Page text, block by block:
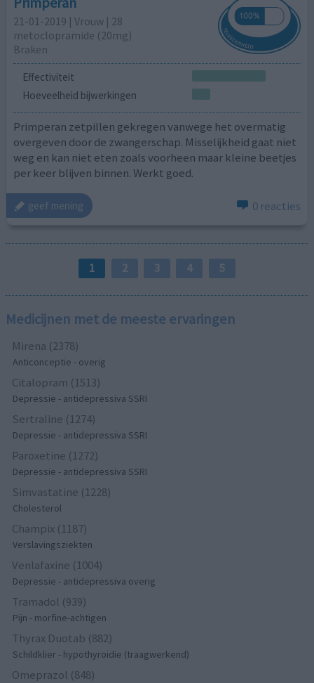
21-01-2019 | Vrouw | 28
metoclopramide (20mg)
Braken
Effectiviteit
Hoeveelheid bijwerkingen
Primperan zetpillen gekregen vanwege het overmatig
overgeven door de zwangerschap. Misselijkheid gaat niet
weg en kan niet eten zoals voorheen maar kleine beetjes
per keer blijven binnen. Werkt goed.
geef mening 0 reacties
1 2 3 4 5
Medicijnen met de meeste ervaringen
Mirena (2378)
Anticonceptie - overig
Citalopram (1513)
Depressie - antidepressiva SSRI
Sertraline (1274)
Depressie - antidepressiva SSRI
Paroxetine (1272)
Depressie - antidepressiva SSRI
Simvastatine (1228)
Cholesterol
Champix (1187)
Verslavingsziekten
Venlafaxine (1004)
Depressie - antidepressiva overig
Tramadol (939)
Pijn - morfine-achtigen
Thyrax Duotab (882)
Schildklier - hypothyroidie (traagwerkend)
Omeprazol (848)